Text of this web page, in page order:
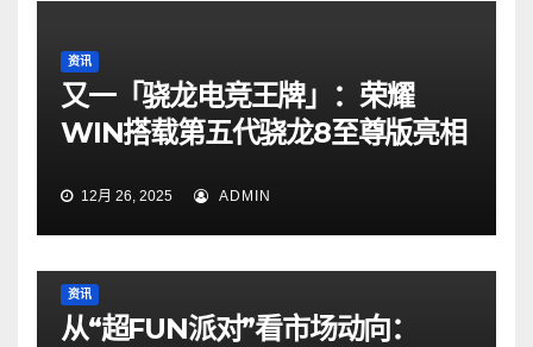
资讯
又一「骁龙电竞王牌」：荣耀
WIN搭载第五代骁龙8至尊版亮相
12月 26, 2025 ADMIN
资讯
从“超FUN派对”看市场动向：